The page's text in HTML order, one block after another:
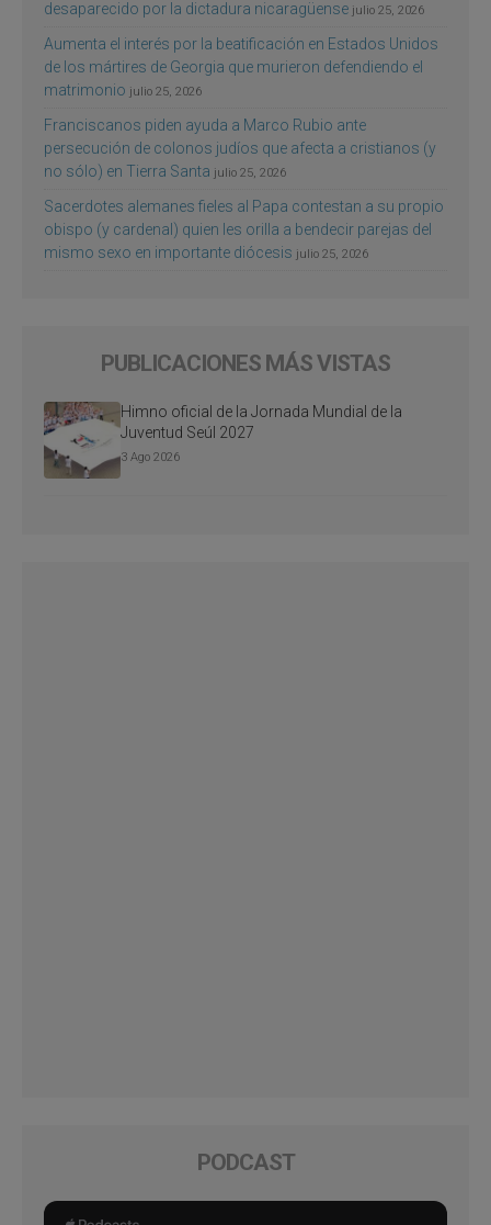
desaparecido por la dictadura nicaragüense julio 25, 2026
Aumenta el interés por la beatificación en Estados Unidos
de los mártires de Georgia que murieron defendiendo el
matrimonio julio 25, 2026
Franciscanos piden ayuda a Marco Rubio ante
persecución de colonos judíos que afecta a cristianos (y
no sólo) en Tierra Santa julio 25, 2026
Sacerdotes alemanes fieles al Papa contestan a su propio
obispo (y cardenal) quien les orilla a bendecir parejas del
mismo sexo en importante diócesis julio 25, 2026
PUBLICACIONES MÁS VISTAS
Himno oficial de la Jornada Mundial de la
Juventud Seúl 2027
3 Ago 2026
PODCAST